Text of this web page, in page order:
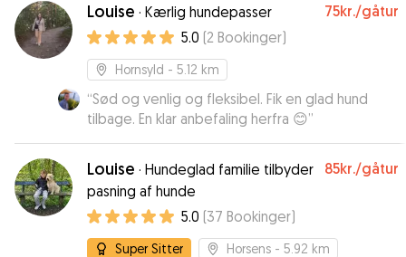
Louise · Kærlig hundepasser 75kr./gåtur
5.0 (2 Bookinger)
Hornsyld - 5.12 km
“Sød og venlig og fleksibel. Fik en glad hund
tilbage. En klar anbefaling herfra 😊”
Louise · Hundeglad familie tilbyder
pasning af hunde
85kr./gåtur
5.0 (37 Bookinger)
Super Sitter Horsens - 5.92 km